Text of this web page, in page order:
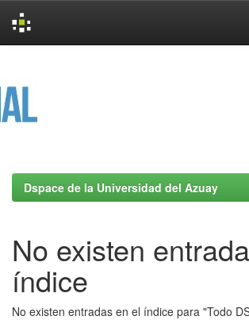
Dspace de la Universidad del Azuay
No existen
índice
No existen entradas en el índice para "Todo